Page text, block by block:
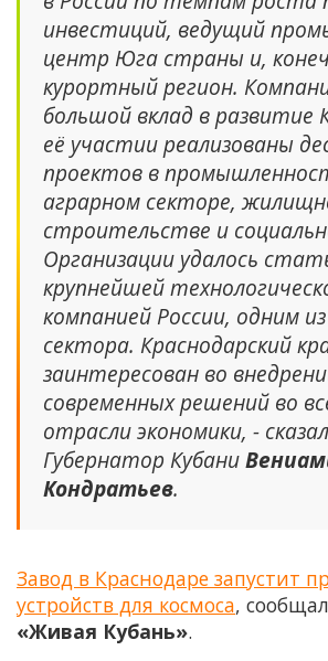
инвестиций, ведущий
центр Юга страны и,
курортный регион.
большой вклад в развитие
её участии реализованы
проектов в
аграрном секторе,
строительстве и
Организации удалось
крупнейшей
компанией России, одним
сектора. Краснодарский
заинтересован во
современных решений во
отрасли экономики, - сказал
Губернатор Кубани
Кондратьев.
Завод в Краснодаре запустит
устройств для космоса,
«Живая Кубань».